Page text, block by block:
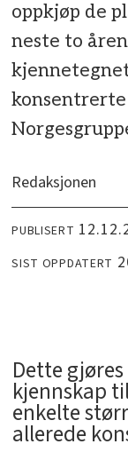
oppkjøp de
neste to
Redaksjonen
PUBLISERT
SIST OPPDATERT
Dette
kjennskap
enkelte
allerede